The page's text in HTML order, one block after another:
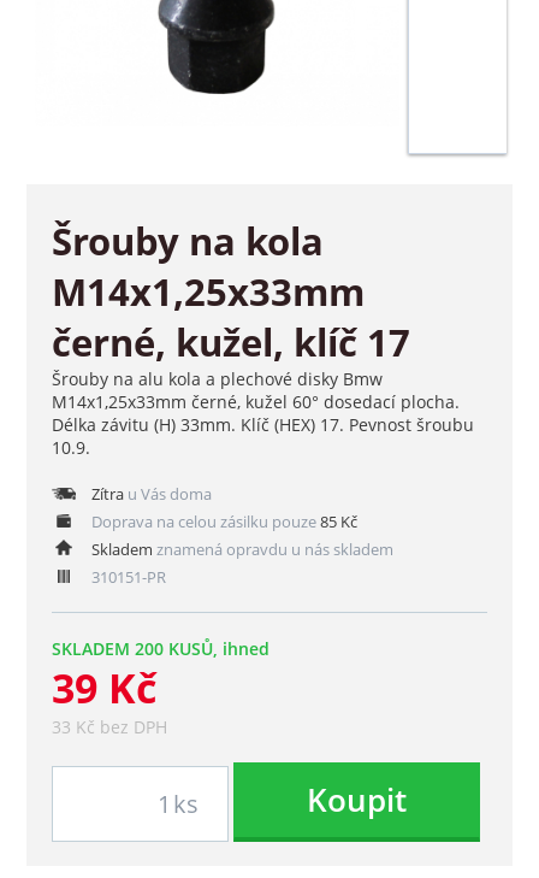
Šrouby na kola
M14x1,25x33mm
černé, kužel, klíč 17
Šrouby na alu kola a plechové disky Bmw
M14x1,25x33mm černé, kužel 60° dosedací plocha.
Délka závitu (H) 33mm. Klíč (HEX) 17. Pevnost šroubu
10.9.
Zítrau Vás doma
Doprava na celou zásilku pouze85 Kč
Skladem znamená opravdu u nás skladem
310151-PR
SKLADEM 200 KUSŮ, ihned
39 Kč
33 Kč bez DPH
ks Koupit